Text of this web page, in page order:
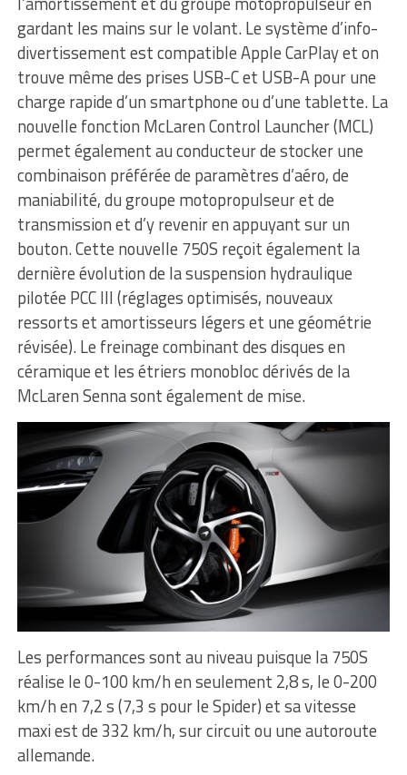
gardant les mains sur le volant. Le système d’info-
divertissement est compatible Apple CarPlay et on
trouve même des prises USB-C et USB-A pour une
charge rapide d’un smartphone ou d’une tablette. La
nouvelle fonction McLaren Control Launcher (MCL)
permet également au conducteur de stocker une
combinaison préférée de paramètres d’aéro, de
maniabilité, du groupe motopropulseur et de
transmission et d’y revenir en appuyant sur un
bouton. Cette nouvelle 750S reçoit également la
dernière évolution de la suspension hydraulique
pilotée PCC III (réglages optimisés, nouveaux
ressorts et amortisseurs légers et une géométrie
révisée). Le freinage combinant des disques en
céramique et les étriers monobloc dérivés de la
McLaren Senna sont également de mise.
Les performances sont au niveau puisque la 750S
réalise le 0-100 km/h en seulement 2,8 s, le 0-200
km/h en 7,2 s (7,3 s pour le Spider) et sa vitesse
maxi est de 332 km/h, sur circuit ou une autoroute
allemande.